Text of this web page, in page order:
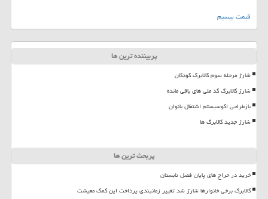
قیمت بیسیم
پربیننده ترین ها
شارژ مرحله سوم کالابرگ کودکان
شارژ کالابرگ کد ملی های باقی مانده
بازطراحی اکوسیستم اشتغال بانوان
شارژ جدید کالابرگ ها
پربحث ترین ها
خرید در حراج های پایان فصل تابستان
کالابرگ برخی خانوارها شارژ شد تغییر زمانبندی پرداخت این کمک معیشت